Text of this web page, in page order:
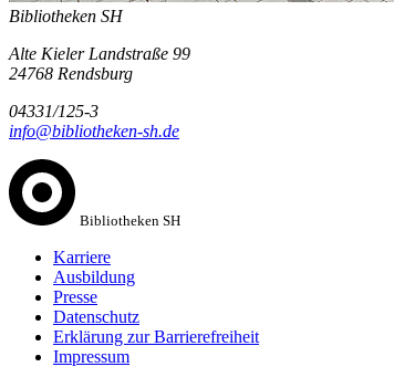
Bibliotheken SH
Alte Kieler Landstraße 99
24768 Rendsburg
04331/125-3
info@bibliotheken-sh.de
Bibliotheken SH
Karriere
Ausbildung
Presse
Datenschutz
Erklärung zur Barrierefreiheit
Impressum